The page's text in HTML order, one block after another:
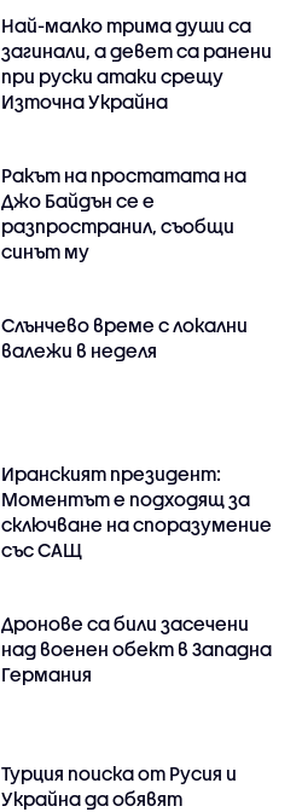
Най-малко трима души са
загинали, а девет са ранени
при руски атаки срещу
Източна Украйна
Ракът на простатата на
Джо Байдън се е
разпространил, съобщи
синът му
Слънчево време с локални
валежи в неделя
Иранският президент:
Моментът е подходящ за
сключване на споразумение
със САЩ
Дронове са били засечени
над военен обект в Западна
Германия
Турция поиска от Русия и
Украйна да обявят